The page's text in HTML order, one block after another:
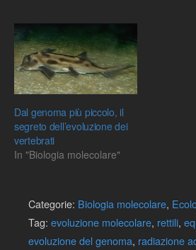
Dal genoma più piccolo, il
segreto dell’evoluzione dei
vertebrati
In "Biologia molecolare"
Categorie: Biologia molecolare,
Tag: evoluzione molecolare, rettili,
evoluzione del genoma, radiazione